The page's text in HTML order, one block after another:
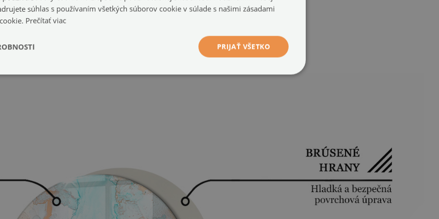
stenou alebo inými pevnými prvkami.
zdvihnite a opatrne premiestnite.
miesto dosky.
súhlas s používaním všetkých súborov cookie v súlade s našimi zásadami
Prečítať viac
PRIJAŤ VŠETKO